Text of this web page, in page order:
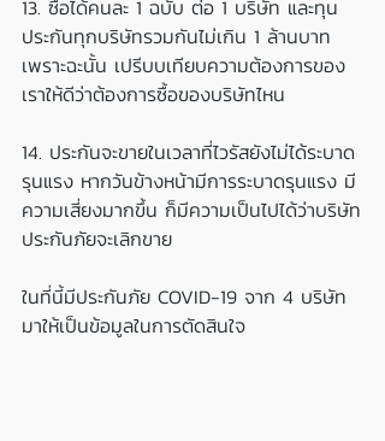
13. ซื้อได้คนละ 1 ฉบับ ต่อ 1 บริษัท และทุน
ประกันทุกบริษัทรวมกันไม่เกิน 1 ล้านบาท
เพราะฉะนั้น เปรีบบเทียบความต้องการของ
เราให้ดีว่าต้องการซื้อของบริษัทไหน
14. ประกันจะขายในเวลาที่ไวรัสยังไม่ได้ระบาด
รุนแรง หากวันข้างหน้ามีการระบาดรุนแรง มี
ความเสี่ยงมากขึ้น ก็มีความเป็นไปได้ว่าบริษัท
ประกันภัยจะเลิกขาย
ในที่นี้มีประกันภัย COVID-19 จาก 4 บริษัท
มาให้เป็นข้อมูลในการตัดสินใจ